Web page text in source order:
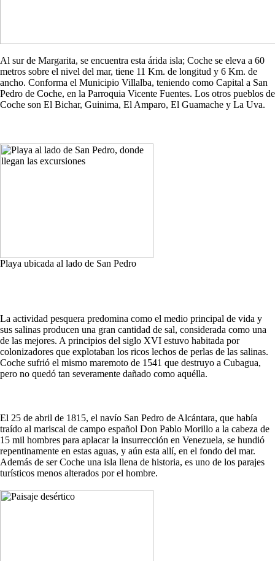
Al sur de Margarita, se encuentra esta árida isla; Coche se eleva a 60
metros sobre el nivel del mar, tiene 11 Km. de longitud y 6 Km. de
ancho. Conforma el Municipio Villalba, teniendo como Capital a San
Pedro de Coche, en la Parroquia Vicente Fuentes. Los otros pueblos de
Coche son El Bichar, Guinima, El Amparo, El Guamache y La Uva.
Playa ubicada al lado de San Pedro
La actividad pesquera predomina como el medio principal de vida y
sus salinas producen una gran cantidad de sal, considerada como una
de las mejores. A principios del siglo XVI estuvo habitada por
colonizadores que explotaban los ricos lechos de perlas de las salinas.
Coche sufrió el mismo maremoto de 1541 que destruyo a Cubagua,
pero no quedó tan severamente dañado como aquélla.
El 25 de abril de 1815, el navío San Pedro de Alcántara, que había
traído al mariscal de campo español Don Pablo Morillo a la cabeza de
15 mil hombres para aplacar la insurrección en Venezuela, se hundió
repentinamente en estas aguas, y aún esta allí, en el fondo del mar.
Además de ser Coche una isla llena de historia, es uno de los parajes
turísticos menos alterados por el hombre.